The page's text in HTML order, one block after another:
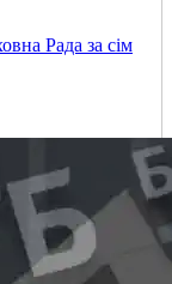
Рада за сім